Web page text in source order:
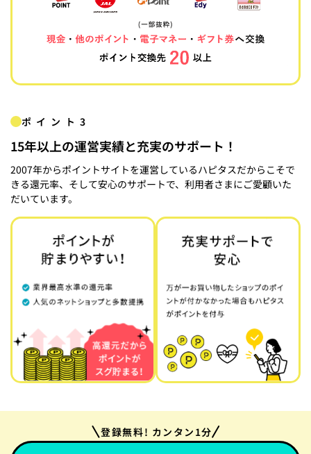
ポイント3
15年以上の運営実績と充実のサポート！
2007年からポイントサイトを運営しているハピタスだからこそで
きる還元率、そして安心のサポートで、利用者さまにご愛顧いた
だいています。
登録無料! カンタン1分